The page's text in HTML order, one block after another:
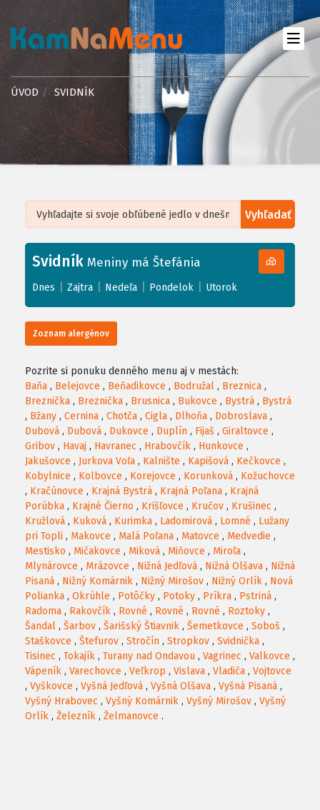
ÚVOD SVIDNÍK
Vyhľadať
+
−
Leaflet| ©OpenStreetMap, Tiles courtesy ofHumanitarian OpenStreetMap
Svidník Meniny má Štefánia
Dnes Zajtra Nedeľa Pondelok Utorok
Zoznam alergénov
Pozrite si ponuku denného menu aj v mestách:
Baňa , Belejovce , Beňadikovce , Bodružal , Breznica ,
Breznička , Breznička , Brusnica , Bukovce , Bystrá , Bystrá
, Bžany , Cernina , Chotča , Cigla , Dlhoňa , Dobroslava ,
Dubová , Dubová , Dukovce , Duplín , Fijaš , Giraltovce ,
Gribov , Havaj , Havranec , Hrabovčík , Hunkovce ,
Jakušovce , Jurkova Voľa , Kalnište , Kapišová , Kečkovce ,
Kobylnice , Kolbovce , Korejovce , Korunková , Kožuchovce
, Kračúnovce , Krajná Bystrá , Krajná Poľana , Krajná
Porúbka , Krajné Čierno , Krišľovce , Kručov , Krušinec ,
Kružlová , Kuková , Kurimka , Ladomirová , Lomné , Lužany
pri Topli , Makovce , Malá Poľana , Matovce , Medvedie ,
Mestisko , Mičakovce , Miková , Miňovce , Miroľa ,
Mlynárovce , Mrázovce , Nižná Jedľová , Nižná Olšava , Nižná
Pisaná , Nižný Komárnik , Nižný Mirošov , Nižný Orlík , Nová
Polianka , Okrúhle , Potôčky , Potoky , Príkra , Pstriná ,
Radoma , Rakovčík , Rovné , Rovné , Rovné , Roztoky ,
Šandal , Šarbov , Šarišský Štiavnik , Šemetkovce , Soboš ,
Staškovce , Štefurov , Stročín , Stropkov , Svidnička ,
Tisinec , Tokajík , Turany nad Ondavou , Vagrinec , Valkovce ,
Vápeník , Varechovce , Veľkrop , Vislava , Vladiča , Vojtovce
, Vyškovce , Vyšná Jedľová , Vyšná Olšava , Vyšná Pisaná ,
Vyšný Hrabovec , Vyšný Komárnik , Vyšný Mirošov , Vyšný
Orlík , Železník , Želmanovce .